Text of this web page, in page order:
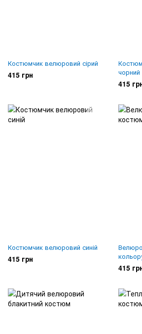
Костюмчик велюровий сірий
415 грн
чорний
415
Костюмчик велюровий синій
415 грн
415